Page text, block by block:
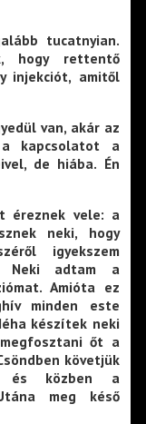
tucatnyian.
hogy rettentő
injekciót, amitől
van, akár az
kapcsolatot a
de hiába. Én
éreznek vele: a
neki, hogy
igyekszem
Neki adtam a
Amióta ez
minden este
készítek neki
őt a
követjük
és közben a
meg késő